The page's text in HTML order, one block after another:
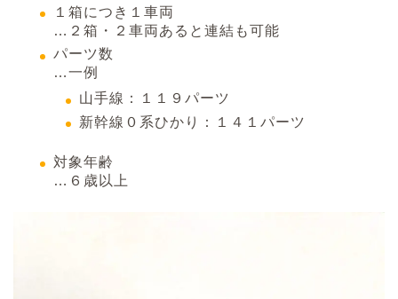
１箱につき１車両
…２箱・２車両あると連結も可能
パーツ数
…一例
山手線：１１９パーツ
新幹線０系ひかり：１４１パーツ
対象年齢
…６歳以上